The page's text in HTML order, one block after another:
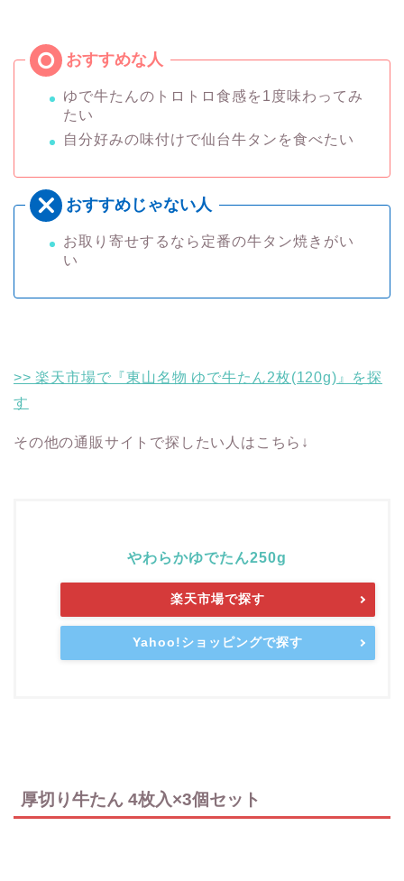
ゆで牛たんのトロトロ食感を1度味わってみ
たい
自分好みの味付けで仙台牛タンを食べたい
お取り寄せするなら定番の牛タン焼きがい
い
>> 楽天市場で『東山名物 ゆで牛たん2枚(120g)』を探
す
その他の通販サイトで探したい人はこちら↓
やわらかゆでたん250g
楽天市場で探す
Yahoo!ショッピングで探す
厚切り牛たん 4枚入×3個セット